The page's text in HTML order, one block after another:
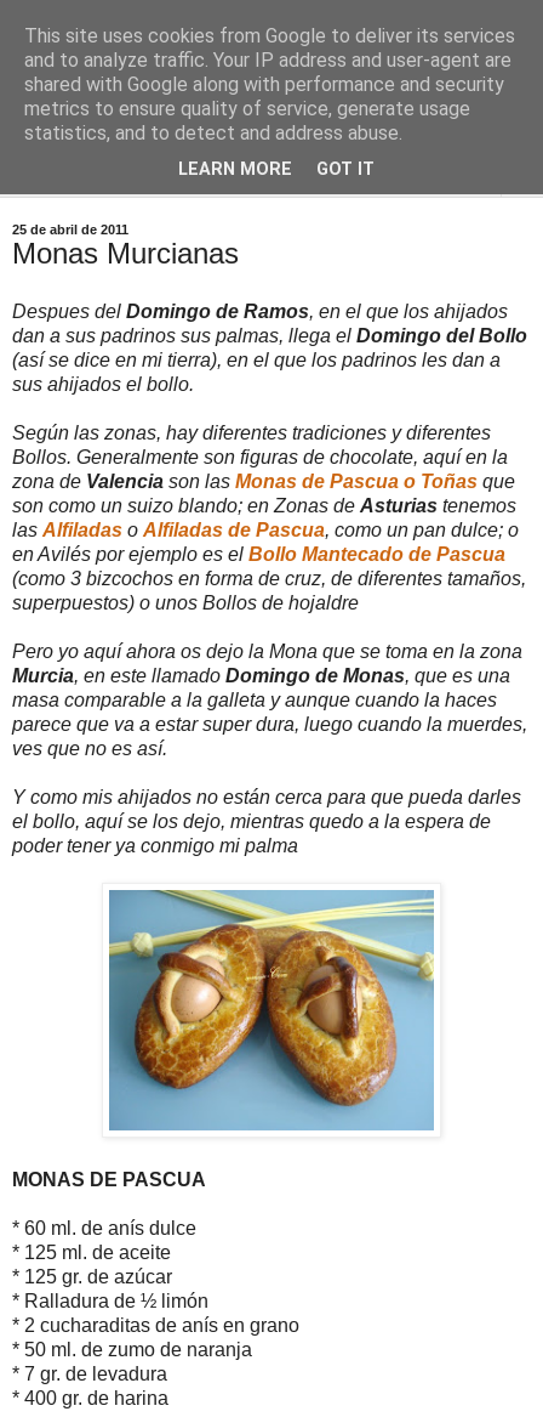
Comoju
La Cocina del Día a Día y el día a día de la Gastronomía
25 de abril de 2011
Monas Murcianas
Despues del Domingo de Ramos, en el que los ahijados
dan a sus padrinos sus palmas, llega el Domingo del Bollo
(así se dice en mi tierra), en el que los padrinos les dan a
sus ahijados el bollo.
Según las zonas, hay diferentes tradiciones y diferentes
Bollos. Generalmente son figuras de chocolate, aquí en la
zona de Valencia son las Monas de Pascua o Toñas que
son como un suizo blando; en Zonas de Asturias tenemos
las Alfiladas o Alfiladas de Pascua, como un pan dulce; o
en Avilés por ejemplo es el Bollo Mantecado de Pascua
(como 3 bizcochos en forma de cruz, de diferentes tamaños,
superpuestos) o unos Bollos de hojaldre
Pero yo aquí ahora os dejo la Mona que se toma en la zona
Murcia, en este llamado Domingo de Monas, que es una
masa comparable a la galleta y aunque cuando la haces
parece que va a estar super dura, luego cuando la muerdes,
ves que no es así.
Y como mis ahijados no están cerca para que pueda darles
el bollo, aquí se los dejo, mientras quedo a la espera de
poder tener ya conmigo mi palma
MONAS DE PASCUA
* 60 ml. de anís dulce
* 125 ml. de aceite
* 125 gr. de azúcar
* Ralladura de ½ limón
* 2 cucharaditas de anís en grano
* 50 ml. de zumo de naranja
* 7 gr. de levadura
* 400 gr. de harina
This site uses cookies from Google to deliver its services
and to analyze traffic. Your IP address and user-agent are
shared with Google along with performance and security
metrics to ensure quality of service, generate usage
statistics, and to detect and address abuse.
LEARN MORE GOT IT